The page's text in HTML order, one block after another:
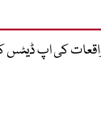
واقعات کی اپ